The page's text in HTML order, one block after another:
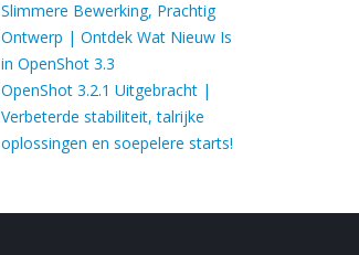
Slimmere Bewerking, Prachtig
Ontwerp | Ontdek Wat Nieuw Is
in OpenShot 3.3
OpenShot 3.2.1 Uitgebracht |
Verbeterde stabiliteit, talrijke
oplossingen en soepelere starts!